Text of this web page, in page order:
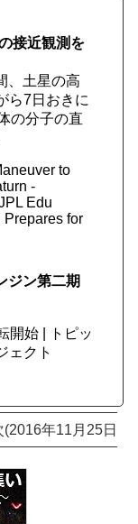
接近観測を
、土星の高
ら7日おきに
の分子の直
to
-
Edu
Prepares for
ジン第二期
開始 | トピッ
ェクト
(2016年11月25日